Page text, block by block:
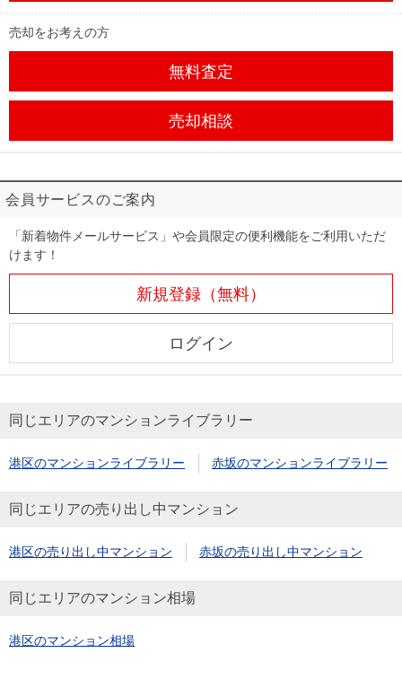
売却をお考えの方
無料査定
売却相談
会員サービスのご案内
「新着物件メールサービス」や会員限定の便利機能をご利用いただ
けます！
新規登録（無料）
ログイン
同じエリアのマンションライブラリー
港区のマンションライブラリー 赤坂のマンションライブラリー
同じエリアの売り出し中マンション
港区の売り出し中マンション 赤坂の売り出し中マンション
同じエリアのマンション相場
港区のマンション相場